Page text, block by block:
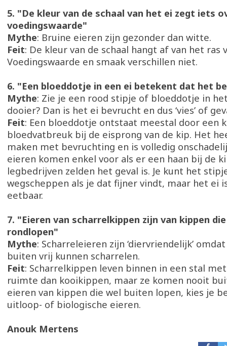
5. "De kleur van de schaal van het ei zegt iets
voedingswaarde"
Mythe: Bruine eieren zijn gezonder dan witte.
Feit: De kleur van de schaal hangt af van het ras
Voedingswaarde en smaak verschillen niet.
6. "Een bloeddotje in een ei betekent dat het
Mythe: Zie je een rood stipje of bloeddotje in
dooier? Dan is het ei bevrucht en dus ‘vies’ of
Feit: Een bloeddotje ontstaat meestal door een
bloedvatbreuk bij de eisprong van de kip. Het
maken met bevruchting en is volledig
eieren komen enkel voor als er een haan bij de
legbedrijven zelden het geval is. Je kunt het
wegscheppen als je dat fijner vindt, maar het ei
eetbaar.
7. "Eieren van scharrelkippen zijn van kippen
rondlopen"
Mythe: Scharreleieren zijn ‘diervriendelijk’
buiten vrij kunnen scharrelen.
Feit: Scharrelkippen leven binnen in een stal
ruimte dan kooikippen, maar ze komen nooit
eieren van kippen die wel buiten lopen, kies je
uitloop- of biologische eieren.
Anouk Mertens